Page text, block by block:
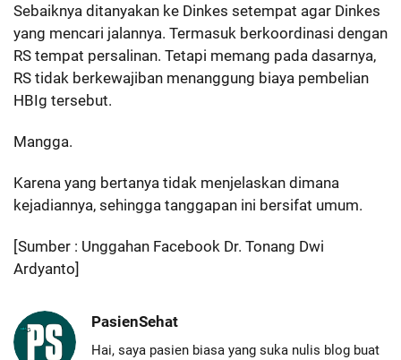
Sebaiknya ditanyakan ke Dinkes setempat agar Dinkes
yang mencari jalannya. Termasuk berkoordinasi dengan
RS tempat persalinan. Tetapi memang pada dasarnya,
RS tidak berkewajiban menanggung biaya pembelian
HBIg tersebut.
Mangga.
Karena yang bertanya tidak menjelaskan dimana
kejadiannya, sehingga tanggapan ini bersifat umum.
[Sumber : Unggahan Facebook Dr. Tonang Dwi
Ardyanto]
PasienSehat
Hai, saya pasien biasa yang suka nulis blog buat